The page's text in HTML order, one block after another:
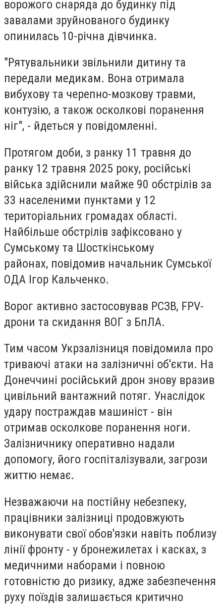
ворожого снаряда до будинку під
завалами зруйнованого будинку
опинилась 10-річна дівчинка.
"Рятувальники звільнили дитину та
передали медикам. Вона отримала
вибухову та черепно-мозкову травми,
контузію, а також осколкові поранення
ніг", - йдеться у повідомленні.
Протягом доби, з ранку 11 травня до
ранку 12 травня 2025 року, російські
війська здійснили майже 90 обстрілів за
33 населеними пунктами у 12
територіальних громадах області.
Найбільше обстрілів зафіксовано у
Сумському та Шосткінському
районах, повідомив начальник Сумської
ОДА Ігор Кальченко.
Ворог активно застосовував РСЗВ, FPV-
дрони та скидання ВОГ з БпЛА.
Тим часом Укрзалізниця повідомила про
триваючі атаки на залізничні об'єкти. На
Донеччині російський дрон знову вразив
цивільний вантажний потяг. Унаслідок
удару постраждав машиніст - він
отримав осколкове поранення ноги.
Залізничнику оперативно надали
допомогу, його госпіталізували, загрози
життю немає.
Незважаючи на постійну небезпеку,
працівники залізниці продовжують
виконувати свої обов'язки навіть поблизу
лінії фронту - у бронежилетах і касках, з
медичними наборами і повною
готовністю до ризику, адже забезпечення
руху поїздів залишається критично